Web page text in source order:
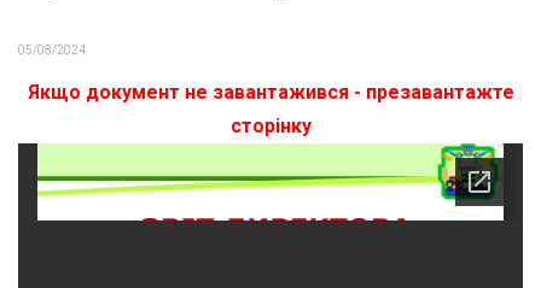
05/08/2024
Якщо документ не завантажився - презавантажте
сторінку